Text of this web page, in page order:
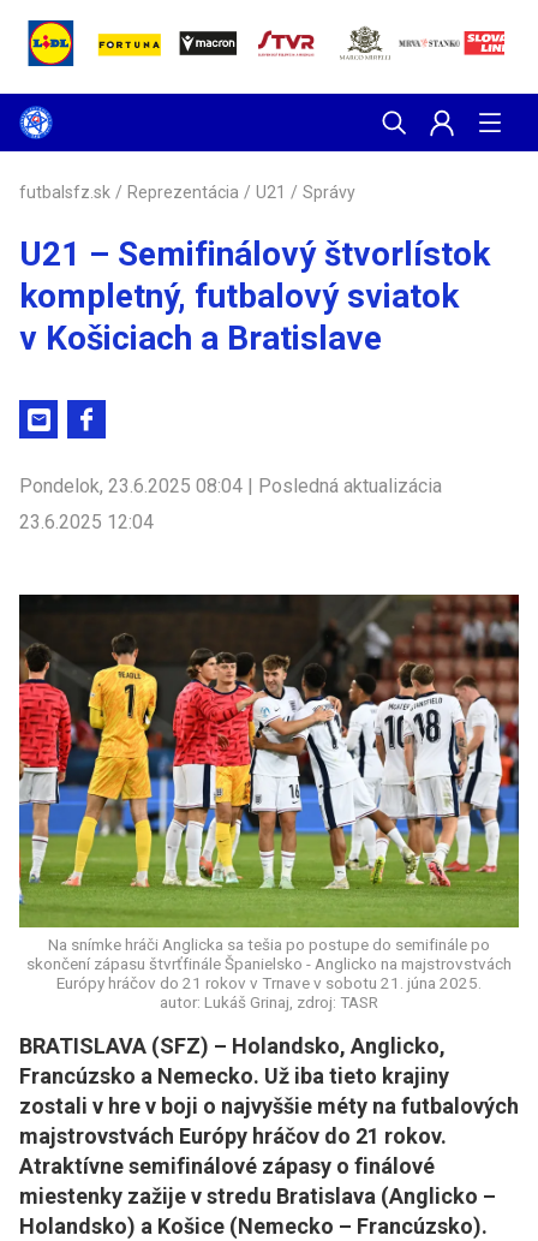
futbalsfz.sk / Reprezentácia / U21 / Správy
U21 – Semifinálový štvorlístok
kompletný, futbalový sviatok
v Košiciach a Bratislave
Pondelok, 23.6.2025 08:04 | Posledná aktualizácia
23.6.2025 12:04
Na snímke hráči Anglicka sa tešia po postupe do semifinále po
skončení zápasu štvrťfinále Španielsko - Anglicko na majstrovstvách
Európy hráčov do 21 rokov v Trnave v sobotu 21. júna 2025.
autor: Lukáš Grinaj, zdroj: TASR
BRATISLAVA (SFZ) – Holandsko, Anglicko,
Francúzsko a Nemecko. Už iba tieto krajiny
zostali v hre v boji o najvyššie méty na futbalových
majstrovstvách Európy hráčov do 21 rokov.
Atraktívne semifinálové zápasy o finálové
miestenky zažije v stredu Bratislava (Anglicko –
Holandsko) a Košice (Nemecko – Francúzsko).